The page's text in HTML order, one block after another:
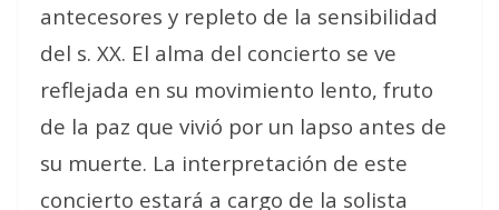
antecesores y repleto de la sensibilidad
del s. XX. El alma del concierto se ve
reflejada en su movimiento lento, fruto
de la paz que vivió por un lapso antes de
su muerte. La interpretación de este
concierto estará a cargo de la solista